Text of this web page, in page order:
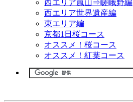
西エリア嵐山⇒嵯峨野編
西エリア世界遺産編
東エリア編
京都1日桜コース
オススメ！桜コース
オススメ！紅葉コース